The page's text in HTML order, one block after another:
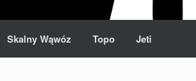
Skalny Wąwóz Topo Jeti